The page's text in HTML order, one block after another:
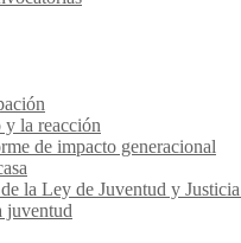
la reacción
de impacto generacional
la Ley de Juventud y
juventud